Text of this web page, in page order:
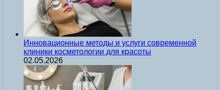
Инновационные методы и услуги современной
клиники косметологии для красоты
02.05.2026